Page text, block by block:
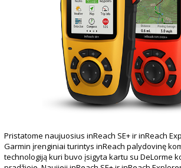
Pristatome naujuosius inReach SE+ ir inReach
Garmin įrenginiai turintys inReach palydovinę
technologiją kuri buvo įsigyta kartu su DeLorme